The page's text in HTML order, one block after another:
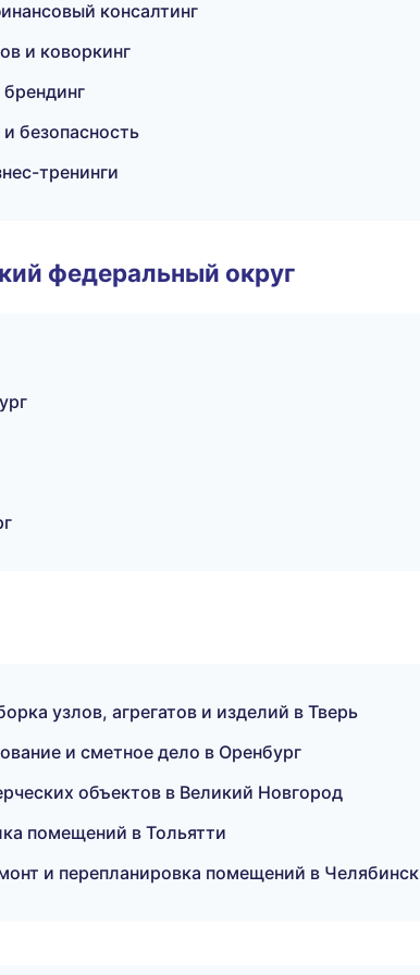
консалтинг
и коворкинг
безопасность
тренинги
федеральный округ
узлов, агрегатов и изделий в Тверь
и сметное дело в Оренбург
объектов в Великий Новгород
помещений в Тольятти
и перепланировка помещений в Челябинск